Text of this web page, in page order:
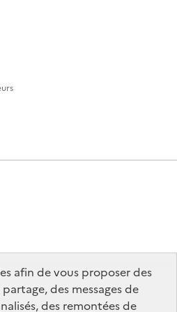
afin de vous proposer des
des messages de
des remontées de